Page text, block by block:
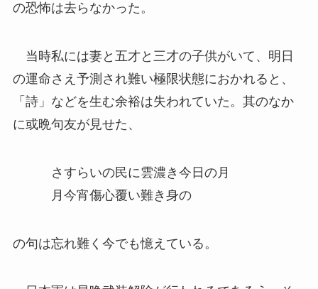
の恐怖は去らなかった。
当時私には妻と五才と三才の子供がいて、明日
の運命さえ予測され難い極限状態におかれると、
「詩」などを生む余裕は失われていた。其のなか
に或晩句友が見せた、
さすらいの民に雲濃き今日の月
月今宵傷心覆い難き身の
の句は忘れ難く今でも憶えている。